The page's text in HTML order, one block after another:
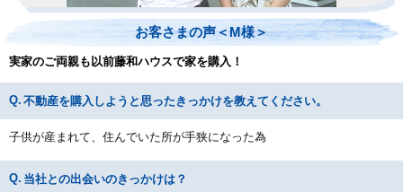
お客さまの声＜M様＞
実家のご両親も以前藤和ハウスで家を購入！
不動産を購入しようと思ったきっかけを教えてください。
子供が産まれて、住んでいた所が手狭になった為
当社との出会いのきっかけは？